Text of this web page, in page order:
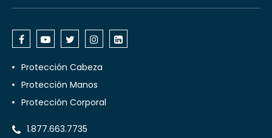
Protección Cabeza
Protección Manos
Protección Corporal
1.877.663.7735